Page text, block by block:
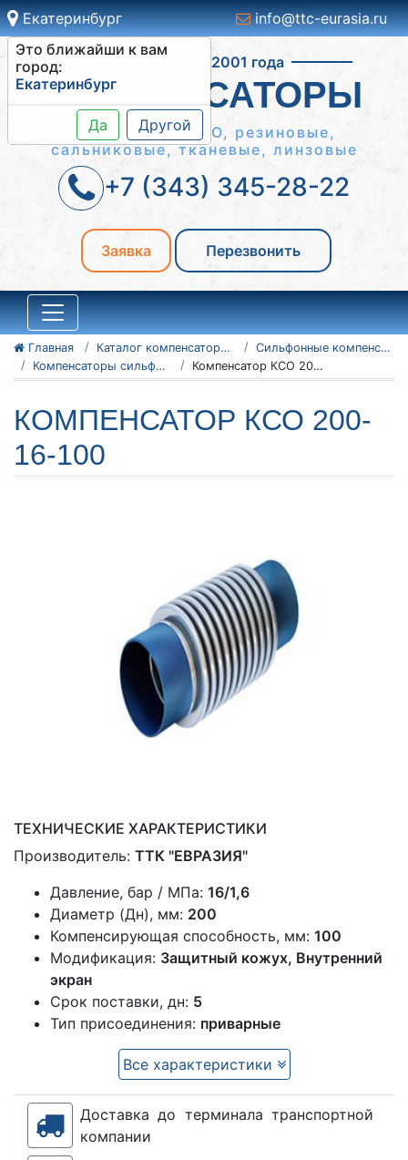
Екатеринбург
Это ближайши к вам
город:
Екатеринбург
Да Другой
info@ttc-eurasia.ru
Работаем с 2001 года
КОМПЕНСАТОРЫ
Сильфонные КСО, резиновые,
сальниковые, тканевые, линзовые
+7 (343) 345-28-22
Заявка Перезвонить
Главная Каталог компенсаторов
Сильфонные компенсаторы
Компенсаторы сильфонные осевые КСО
Компенсатор КСО 200-16-100
КОМПЕНСАТОР КСО 200-
16-100
ТЕХНИЧЕСКИЕ ХАРАКТЕРИСТИКИ
Производитель: ТТК "ЕВРАЗИЯ"
Давление, бар / МПа: 16/1,6
Диаметр (Дн), мм: 200
Компенсирующая способность, мм: 100
Модификация: Защитный кожух, Внутренний
экран
Срок поставки, дн: 5
Тип присоединения: приварные
Все характеристики
Доставка до терминала транспортной
компании